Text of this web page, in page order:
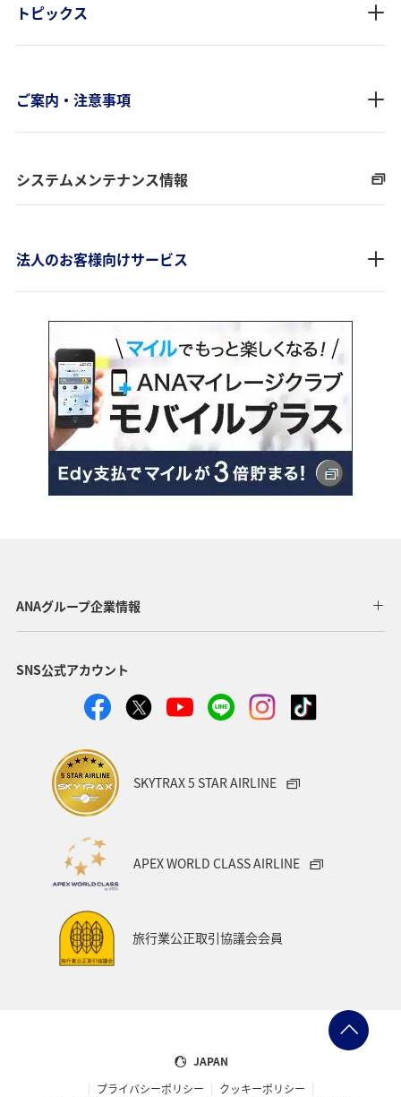
トピックス
ご案内・注意事項
システムメンテナンス情報
法人のお客様向けサービス
ANAグループ企業情報
SNS公式アカウント
SKYTRAX 5 STAR AIRLINE
APEX WORLD CLASS AIRLINE
旅行業公正取引協議会会員
JAPAN
プライバシーポリシー
クッキーポリシー